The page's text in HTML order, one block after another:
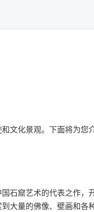
文化景观。下面将为您
石窟艺术的代表之作，
大量的佛像、壁画和各